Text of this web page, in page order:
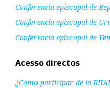
Conferencia episcopal de
Conferencia episcopal de
Conferencia episcopal de
Acesso directos
¿Cómo participar de la